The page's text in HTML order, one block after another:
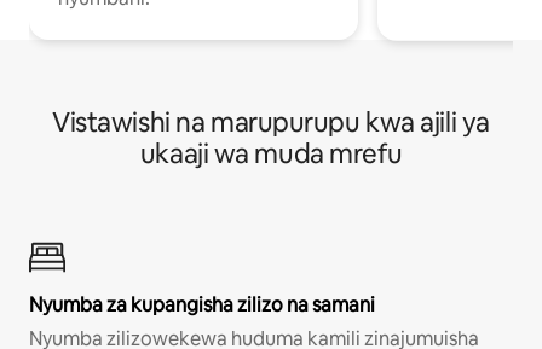
Vistawishi na marupurupu kwa ajili ya
ukaaji wa muda mrefu
Nyumba za kupangisha zilizo na samani
Nyumba zilizowekewa huduma kamili zinajumuisha